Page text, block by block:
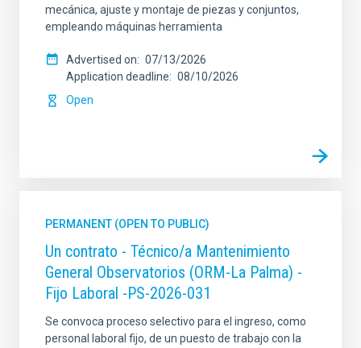
mecánica, ajuste y montaje de piezas y conjuntos,
empleando máquinas herramienta
Advertised on
07/13/2026
Application deadline
08/10/2026
Open
PERMANENT (OPEN TO PUBLIC)
Un contrato - Técnico/a Mantenimiento
General Observatorios (ORM-La Palma) -
Fijo Laboral -PS-2026-031
Se convoca proceso selectivo para el ingreso, como
personal laboral fijo, de un puesto de trabajo con la